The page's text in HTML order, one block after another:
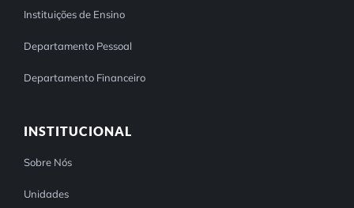
Instituições de Ensino
Departamento Pessoal
Departamento Financeiro
INSTITUCIONAL
Sobre Nós
Unidades